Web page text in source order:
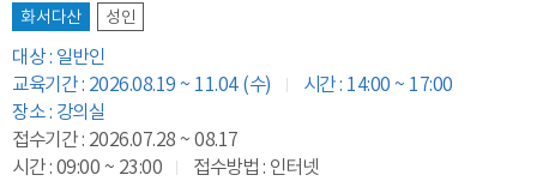
화서다산 성인
대상 : 일반인
교육기간 : 2026.08.19 ~ 11.04 (수)
시간 : 14:00 ~ 17:00
장소 : 강의실
접수기간 : 2026.07.28 ~ 08.17
시간 : 09:00 ~ 23:00
접수방법 : 인터넷